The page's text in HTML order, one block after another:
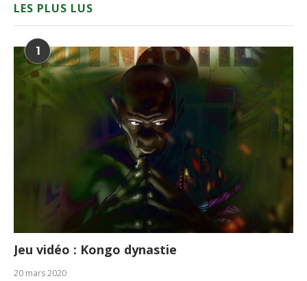
LES PLUS LUS
1
Jeu vidéo : Kongo dynastie
20 mars 2020